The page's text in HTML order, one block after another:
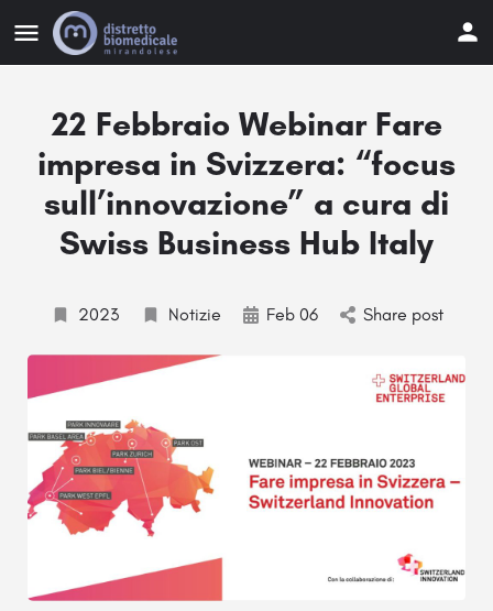
22 Febbraio Webinar Fare
impresa in Svizzera: “focus
sull’innovazione” a cura di
Swiss Business Hub Italy
2023 Notizie Feb 06 Share post